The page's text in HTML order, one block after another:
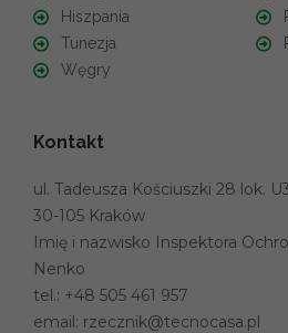
Hiszpania
Tunezja
Węgry
Kontakt
ul. Tadeusza Kościuszki 28 lok.
30-105 Kraków
Imię i nazwisko Inspektora
Nenko
tel.: +48 505 461 957
email: rzecznik@tecnocasa.pl